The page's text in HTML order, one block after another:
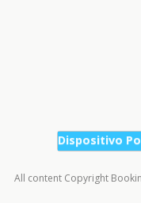
Dispositivo
All content Copyright